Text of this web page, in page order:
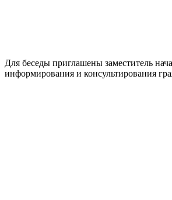
Для беседы приглашены заместитель
информирования и консультирования